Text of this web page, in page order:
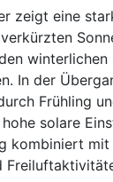
zeigt eine
In der
Frühling
solare
kombiniert